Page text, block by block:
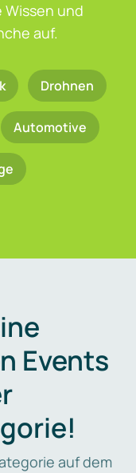
und
auf.
Drohnen
Automotive
Events
auf dem